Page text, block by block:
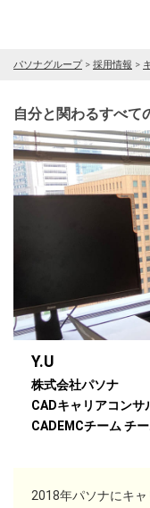
パソナグループ> 採用情報 >
自分と関わるすべて
Y.U
株式会社パソナ
CADキャリアコンサ
CADEMCチーム チ
2018年パソナにキ